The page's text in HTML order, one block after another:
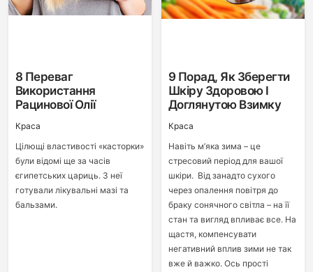
8 Переваг
Використання
Рацинової Олії
Краса
Цілющі властивості «касторки»
були відомі ще за часів
єгипетських цариць. З неї
готували лікувальні мазі та
бальзами.
9 Порад, Як Зберегти
Шкіру Здоровою І
Доглянутою Взимку
Краса
Навіть м’яка зима – це
стресовий період для вашої
шкіри. Від занадто сухого
через опалення повітря до
браку сонячного світла – на її
стан та вигляд впливає все. На
щастя, компенсувати
негативний вплив зими не так
вже й важко. Ось прості